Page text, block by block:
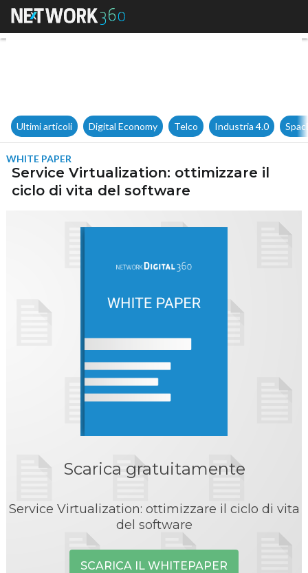
Service Virtualization:
Ultimi articoli Digital Economy Telco Industria 4.0
WHITE PAPER
Service Virtualization: ottimizzare il
ciclo di vita del software
Scarica gratuitamente
Service Virtualization: ottimizzare il ciclo di vita
del software
SCARICA IL WHITEPAPER